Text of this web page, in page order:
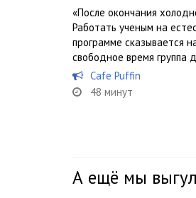
«После окончания
Работать ученым на
программе сказывается
свободное время группа
Cafe Puffin
48 минут
А ещё мы